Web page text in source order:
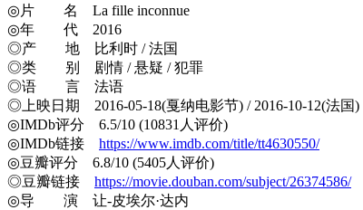
◎片 名 La fille inconnue
◎年 代 2016
◎产 地 比利时 / 法国
◎类 别 剧情 / 悬疑 / 犯罪
◎语 言 法语
◎上映日期 2016-05-18(戛纳电影节) / 2016-10-12(法国)
◎IMDb评分 6.5/10 (10831人评价)
◎IMDb链接 https://www.imdb.com/title/tt4630550/
◎豆瓣评分 6.8/10 (5405人评价)
◎豆瓣链接 https://movie.douban.com/subject/26374586/
◎导 演 让-皮埃尔·达内